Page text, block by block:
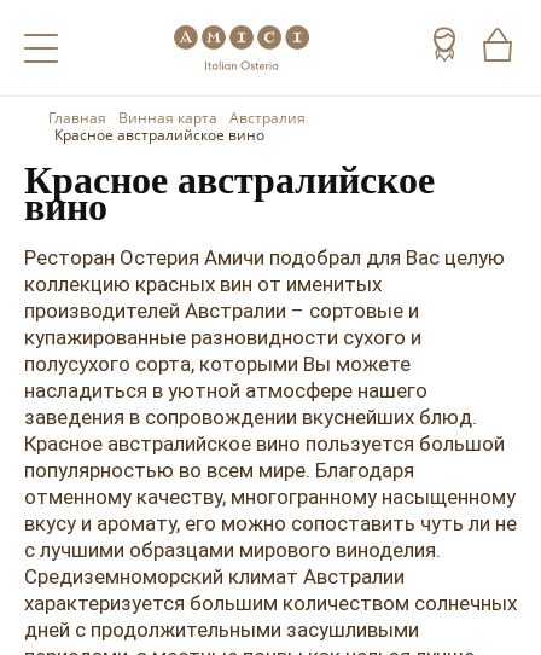
Назад
Холодные напитки
Кофе
Назад
Вино
Игристое вино
Портвейн
Херес
Красные вина
Белые вина
Розовые вина
Итальянские вина
Французские вина
Назад
Виски
Арманьяк
Текила
Мескаль
Кальвадос
Джин
Ром
Граппа
Водка
Главная Винная карта
Австралия
Красное австралийское вино
Красное австралийское
вино
Ресторан Остерия Амичи подобрал для Вас целую
коллекцию красных вин от именитых
производителей Австралии – сортовые и
купажированные разновидности сухого и
полусухого сорта, которыми Вы можете
насладиться в уютной атмосфере нашего
заведения в сопровождении вкуснейших блюд.
Красное австралийское вино пользуется большой
популярностью во всем мире. Благодаря
отменному качеству, многогранному насыщенному
вкусу и аромату, его можно сопоставить чуть ли не
с лучшими образцами мирового виноделия.
Средиземноморский климат Австралии
характеризуется большим количеством солнечных
дней с продолжительными засушливыми